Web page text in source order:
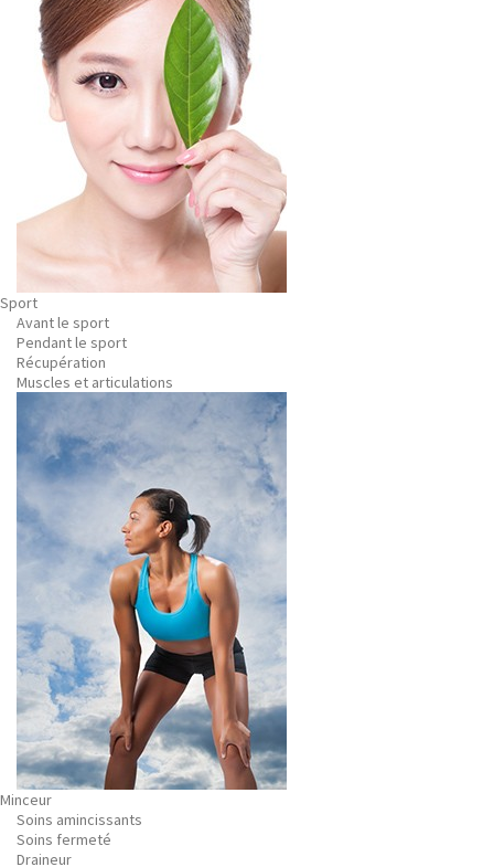
Sport
Avant le sport
Pendant le sport
Récupération
Muscles et articulations
Minceur
Soins amincissants
Soins fermeté
Draineur